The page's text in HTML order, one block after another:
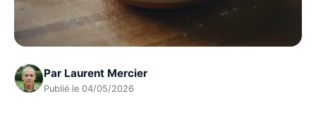
Par Laurent Mercier
Publié le 04/05/2026